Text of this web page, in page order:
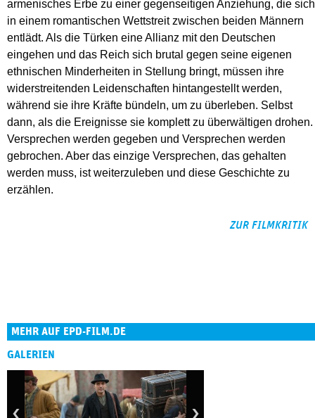
armenisches Erbe zu einer gegenseitigen Anziehung, die sich
in einem romantischen Wettstreit zwischen beiden Männern
entlädt. Als die Türken eine Allianz mit den Deutschen
eingehen und das Reich sich brutal gegen seine eigenen
ethnischen Minderheiten in Stellung bringt, müssen ihre
widerstreitenden Leidenschaften hintangestellt werden,
während sie ihre Kräfte bündeln, um zu überleben. Selbst
dann, als die Ereignisse sie komplett zu überwältigen drohen.
Versprechen werden gegeben und Versprechen werden
gebrochen. Aber das einzige Versprechen, das gehalten
werden muss, ist weiterzuleben und diese Geschichte zu
erzählen.
ZUR FILMKRITIK
MEHR AUF EPD-FILM.DE
GALERIEN